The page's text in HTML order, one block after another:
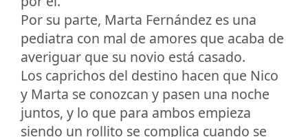
Por su parte, Marta Fernández es una
pediatra con mal de amores que acaba de
averiguar que su novio está casado.
Los caprichos del destino hacen que Nico
y Marta se conozcan y pasen una noche
juntos, y lo que para ambos empieza
siendo un rollito se complica cuando se